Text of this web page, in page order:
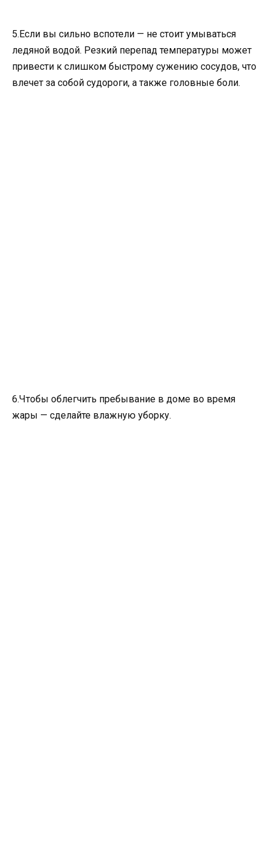
5.Если вы сильно вспотели — не стоит умываться
ледяной водой. Резкий перепад температуры может
привести к слишком быстрому сужению сосудов, что
влечет за собой судороги, а также головные боли.
6.Чтобы облегчить пребывание в доме во время
жары — сделайте влажную уборку.